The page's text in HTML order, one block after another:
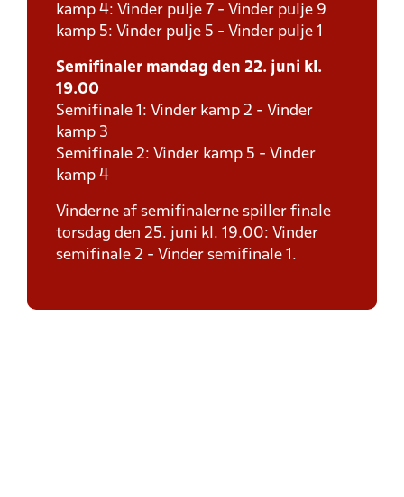
kamp 4: Vinder pulje 7 - Vinder pulje 9
kamp 5: Vinder pulje 5 - Vinder pulje 1
Semifinaler mandag den 22. juni kl.
19.00
Semifinale 1: Vinder kamp 2 - Vinder
kamp 3
Semifinale 2: Vinder kamp 5 - Vinder
kamp 4
Vinderne af semifinalerne spiller finale
torsdag den 25. juni kl. 19.00: Vinder
semifinale 2 - Vinder semifinale 1.